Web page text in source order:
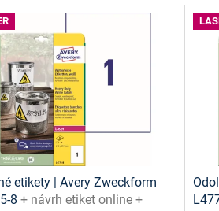
etikety | Avery Zweckform
8 + návrh etiket online +